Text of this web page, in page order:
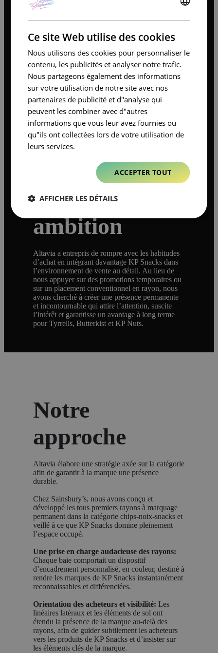
Contexte
La plupart des consommateurs entrent dans les
magasins d’alimentation avec une seule mission :
aller vite, prendre le nécessaire avant de se rendre
en caisse. Cependant, 82 % des décisions d’achat
sont prises en magasin. Autrement dit, les
marques qui parviennent à perturber cette routine
peuvent obtenir un avantage significatif. KP
Snacks était conscient de cette opportunité mais
avait besoin d’une approche audacieuse et
stratégique pour attirer l’attention et favoriser la
conversion.
Notre
ambition
Altavia a entrepris de rompre avec les habitudes
d’achat en intégrant davantage KP Snacks dans
l’environnement de vente au détail. Au lieu de
nous appuyer sur des promotions temporaires ou
sur un placement conventionnel en rayon, nous
avons cherché à créer une présence permanente
et incontournable qui attire l’attention, suscite
l’intérêt et garantisse un avantage à long terme
pour Tyrrells, Butterkist et KP Nuts.
Notre
approche
Altavia élabore une stratégie axée sur la catégorie
afin de garantir à la marque une présence
durable.
Chez Sainsbury’s, nous avons conçu et
développé les tous premiers rayons à marquage
permanent dans la catégorie chips-noix-snacks et
veillé à ce que KP Snacks domine pleinement
l’espace occupé.
Une prise en charge audacieuse des rayons:
Chaque baie comportait un dispositif
d’encadrement personnalisé, en couleur, destiné à
rendre les marques de KP Snacks instantanément
reconnaissables et différenciées.
Orientation des acheteurs et visibilité: Les
linéaires latéraux et les éléments de sol ont
étendu la présence de la marque au-delà des
rayons, afin de guider subtilement les acheteurs
vers les produits de KP Snacks et d’insister sur
les éléments clés de la marque.
Ce site Web utilise des cookies
Nous utilisons des cookies pour personnaliser le
contenu, les publicités et analyser notre trafic.
Nous partageons également des informations
sur votre utilisation de notre site avec nos
partenaires de publicité et d"analyse qui
peuvent les combiner avec d"autres
informations que vous leur avez fournies ou
qu"ils ont collectées lors de votre utilisation de
leurs services.
ACCEPTER TOUT
AFFICHER LES DÉTAILS